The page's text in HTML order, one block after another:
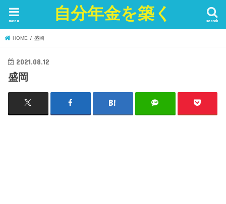
自分年金を築く search
menu
HOME 盛岡
2021.08.12
盛岡